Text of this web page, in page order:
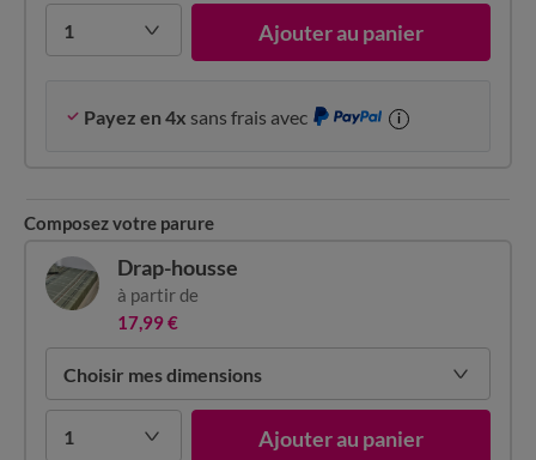
1 Ajouter au panier
Payez en 4x sans frais avec i
Composez votre parure
Choisir mes dimensions
1 Ajouter au panier
Drap-housse
à partir de
17,99 €